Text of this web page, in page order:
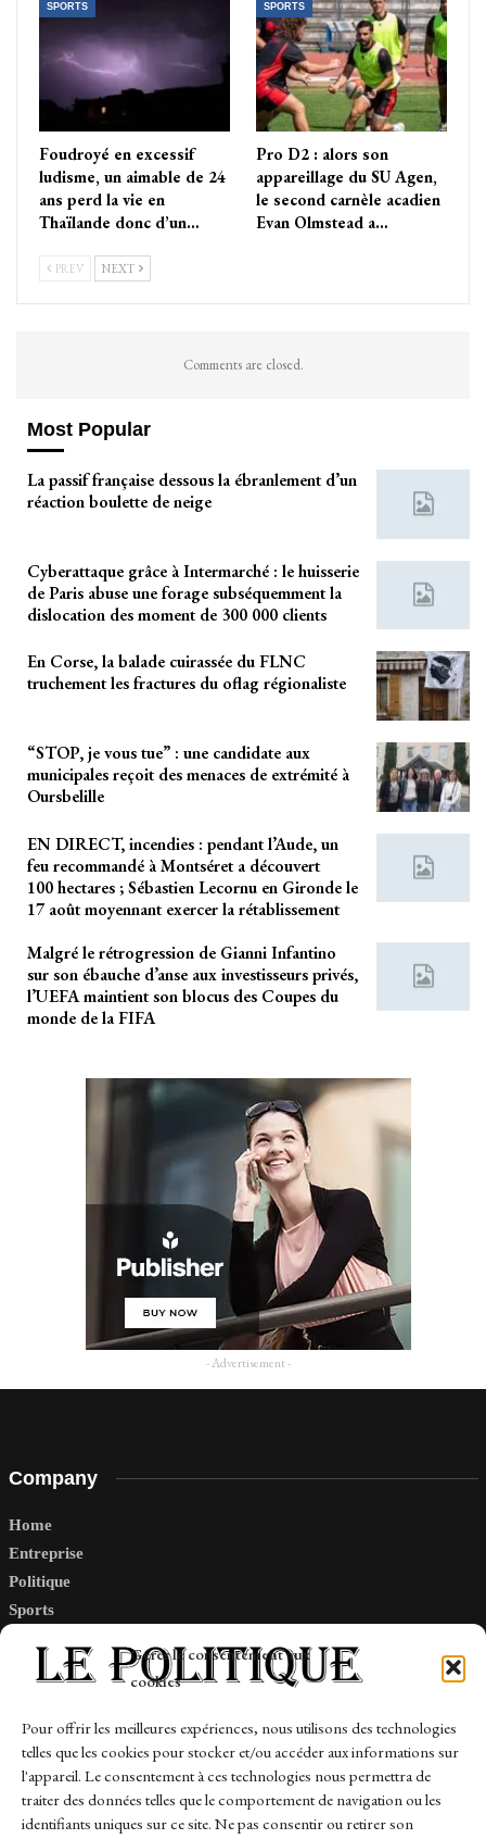
Gérer le consentement aux
cookies
Pour offrir les meilleures expériences, nous utilisons des technologies
telles que les cookies pour stocker et/ou accéder aux informations sur
l'appareil. Le consentement à ces technologies nous permettra de
traiter des données telles que le comportement de navigation ou les
identifiants uniques sur ce site. Ne pas consentir ou retirer son
SPORTS
Foudroyé en excessif
ludisme, un aimable de 24
ans perd la vie en
Thaïlande donc d’un…
SPORTS
Pro D2 : alors son
appareillage du SU Agen,
le second carnèle acadien
Evan Olmstead a…
PREV NEXT
Comments are closed.
Most Popular
La passif française dessous la ébranlement d’un
réaction boulette de neige
Cyberattaque grâce à Intermarché : le huisserie
de Paris abuse une forage subséquemment la
dislocation des moment de 300 000 clients
En Corse, la balade cuirassée du FLNC
truchement les fractures du oflag régionaliste
“STOP, je vous tue” : une candidate aux
municipales reçoit des menaces de extrémité à
Oursbelille
EN DIRECT, incendies : pendant l’Aude, un
feu recommandé à Montséret a découvert
100 hectares ; Sébastien Lecornu en Gironde le
17 août moyennant exercer la rétablissement
Malgré le rétrogression de Gianni Infantino
sur son ébauche d’anse aux investisseurs privés,
l’UEFA maintient son blocus des Coupes du
monde de la FIFA
- Advertisement -
Company
Home
Entreprise
Politique
Sports
Links
Contact